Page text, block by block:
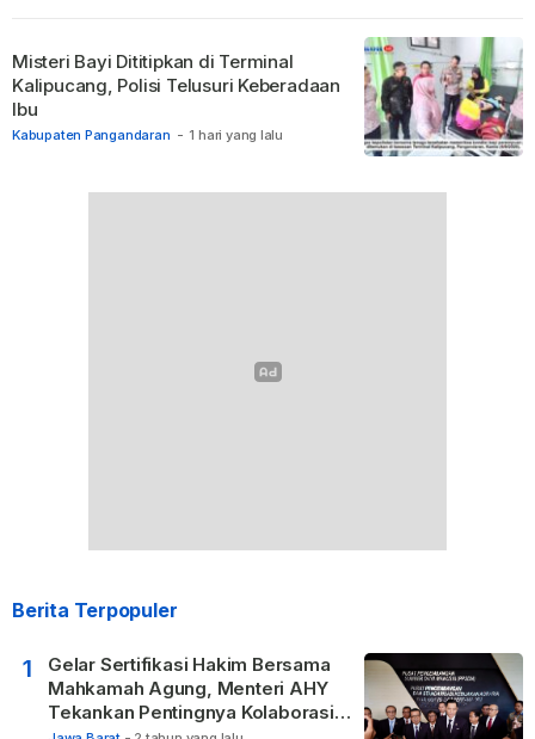
Kabupaten Pangandaran - 1 hari yang lalu
Misteri Bayi Dititipkan di Terminal
Kalipucang, Polisi Telusuri Keberadaan
Ibu
Berita Terpopuler
1
Gelar Sertifikasi Hakim Bersama
Mahkamah Agung, Menteri AHY
Tekankan Pentingnya Kolaborasi